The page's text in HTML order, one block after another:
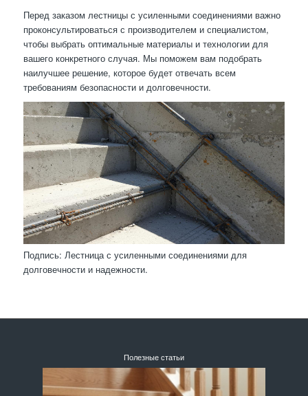
Перед заказом лестницы с усиленными соединениями важно
проконсультироваться с производителем и специалистом,
чтобы выбрать оптимальные материалы и технологии для
вашего конкретного случая. Мы поможем вам подобрать
наилучшее решение, которое будет отвечать всем
требованиям безопасности и долговечности.
Подпись: Лестница с усиленными соединениями для
долговечности и надежности.
Полезные статьи